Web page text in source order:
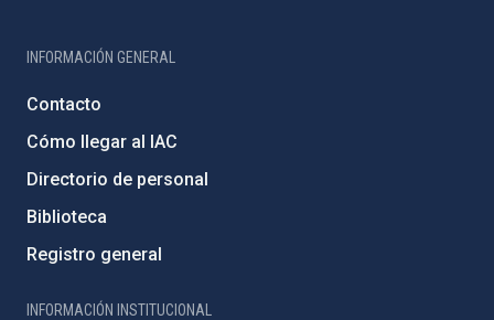
INFORMACIÓN GENERAL
Contacto
Cómo llegar al IAC
Directorio de personal
Biblioteca
Registro general
INFORMACIÓN INSTITUCIONAL